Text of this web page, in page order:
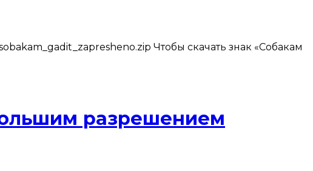
Чтобы скачать знак «Собакам
разрешением